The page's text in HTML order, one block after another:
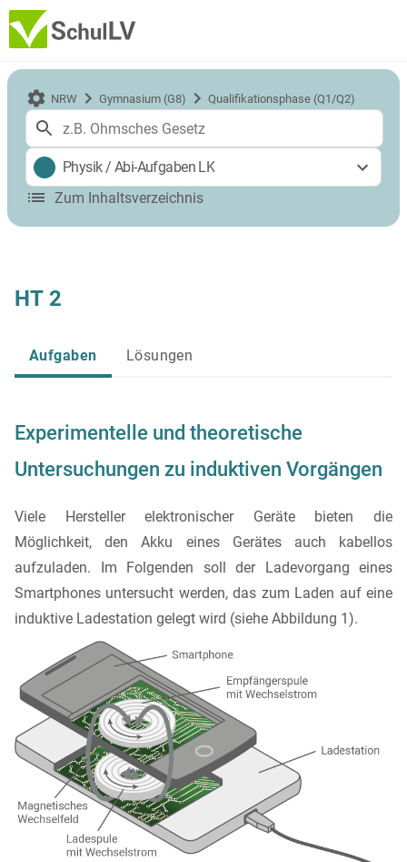
NRW Gymnasium (G8) Qualifikationsphase (Q1/Q2)
Physik/ Abi-Aufgaben LK
Zum Inhaltsverzeichnis
HT 2
Aufgaben Lösungen
Experimentelle und theoretische
Untersuchungen zu induktiven Vorgängen
Viele Hersteller elektronischer Geräte bieten die
Möglichkeit, den Akku eines Gerätes auch kabellos
aufzuladen. Im Folgenden soll der Ladevorgang eines
Smartphones untersucht werden, das zum Laden auf eine
induktive Ladestation gelegt wird (siehe Abbildung 1).